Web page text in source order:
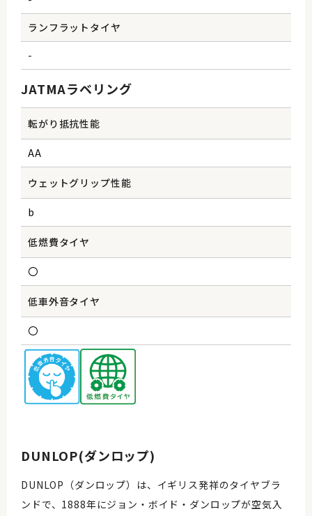
ランフラットタイヤ
-
JATMAラベリング
転がり抵抗性能
AA
ウェットグリップ性能
b
低燃費タイヤ
〇
低車外音タイヤ
〇
DUNLOP(ダンロップ)
DUNLOP（ダンロップ）は、イギリス発祥のタイヤブラ
ンドで、1888年にジョン・ボイド・ダンロップが空気入